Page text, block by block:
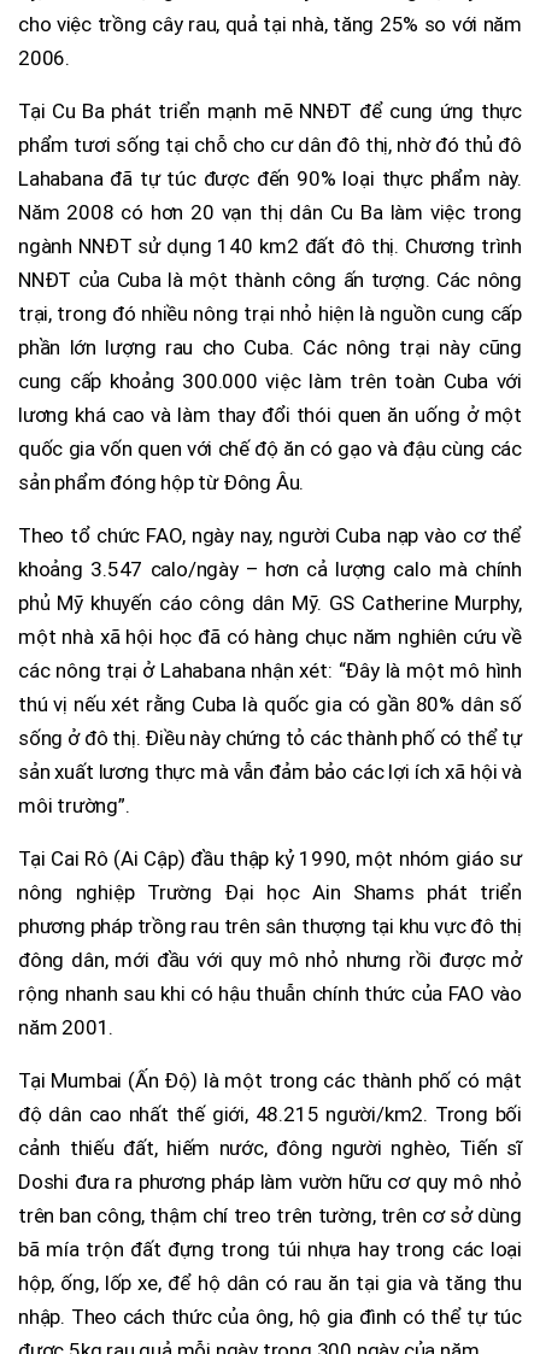
cho việc trồng cây rau, quả tại nhà, tăng 25% so với năm
2006.
Tại Cu Ba phát triển mạnh mẽ NNĐT để cung ứng thực
phẩm tươi sống tại chỗ cho cư dân đô thị, nhờ đó thủ đô
Lahabana đã tự túc được đến 90% loại thực phẩm này.
Năm 2008 có hơn 20 vạn thị dân Cu Ba làm việc trong
ngành NNĐT sử dụng 140 km2 đất đô thị. Chương trình
NNĐT của Cuba là một thành công ấn tượng. Các nông
trại, trong đó nhiều nông trại nhỏ hiện là nguồn cung cấp
phần lớn lượng rau cho Cuba. Các nông trại này cũng
cung cấp khoảng 300.000 việc làm trên toàn Cuba với
lương khá cao và làm thay đổi thói quen ăn uống ở một
quốc gia vốn quen với chế độ ăn có gạo và đậu cùng các
sản phẩm đóng hộp từ Đông Âu.
Theo tổ chức FAO, ngày nay, người Cuba nạp vào cơ thể
khoảng 3.547 calo/ngày – hơn cả lượng calo mà chính
phủ Mỹ khuyến cáo công dân Mỹ. GS Catherine Murphy,
một nhà xã hội học đã có hàng chục năm nghiên cứu về
các nông trại ở Lahabana nhận xét: “Đây là một mô hình
thú vị nếu xét rằng Cuba là quốc gia có gần 80% dân số
sống ở đô thị. Điều này chứng tỏ các thành phố có thể tự
sản xuất lương thực mà vẫn đảm bảo các lợi ích xã hội và
môi trường”.
Tại Cai Rô (Ai Cập) đầu thập kỷ 1990, một nhóm giáo sư
nông nghiệp Trường Đại học Ain Shams phát triển
phương pháp trồng rau trên sân thượng tại khu vực đô thị
đông dân, mới đầu với quy mô nhỏ nhưng rồi được mở
rộng nhanh sau khi có hậu thuẫn chính thức của FAO vào
năm 2001.
Tại Mumbai (Ấn Độ) là một trong các thành phố có mật
độ dân cao nhất thế giới, 48.215 người/km2. Trong bối
cảnh thiếu đất, hiếm nước, đông người nghèo, Tiến sĩ
Doshi đưa ra phương pháp làm vườn hữu cơ quy mô nhỏ
trên ban công, thậm chí treo trên tường, trên cơ sở dùng
bã mía trộn đất đựng trong túi nhựa hay trong các loại
hộp, ống, lốp xe, để hộ dân có rau ăn tại gia và tăng thu
nhập. Theo cách thức của ông, hộ gia đình có thể tự túc